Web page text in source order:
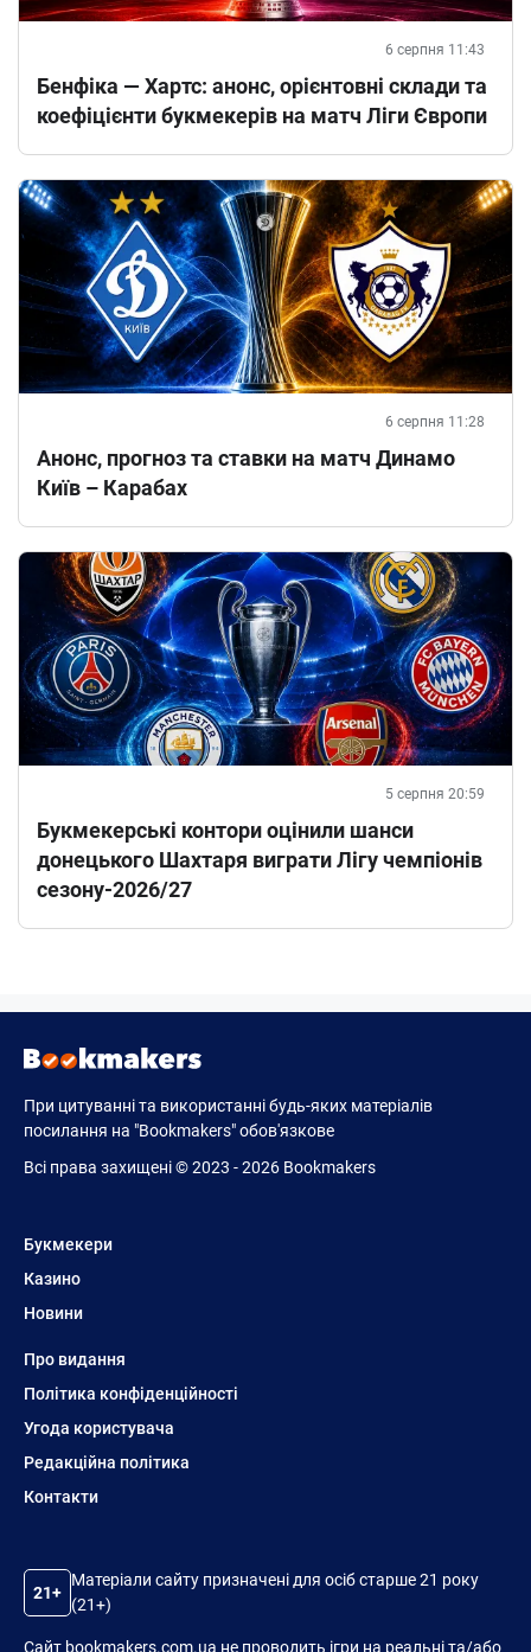
6 серпня 11:43
Бенфіка — Хартс: анонс, орієнтовні склади та
коефіцієнти букмекерів на матч Ліги Європи
6 серпня 11:28
Анонс, прогноз та ставки на матч Динамо
Київ – Карабах
5 серпня 20:59
Букмекерські контори оцінили шанси
донецького Шахтаря виграти Лігу чемпіонів
сезону-2026/27
При цитуванні та використанні будь-яких матеріалів
посилання на "Bookmakers" обов'язкове
Всі права захищені © 2023 - 2026 Bookmakers
Букмекери
Казино
Новини
Про видання
Політика конфіденційності
Угода користувача
Редакційна політика
Контакти
21+
Матеріали сайту призначені для осіб старше 21 року
(21+)
Сайт bookmakers.com.ua не проводить ігри на реальні та/або